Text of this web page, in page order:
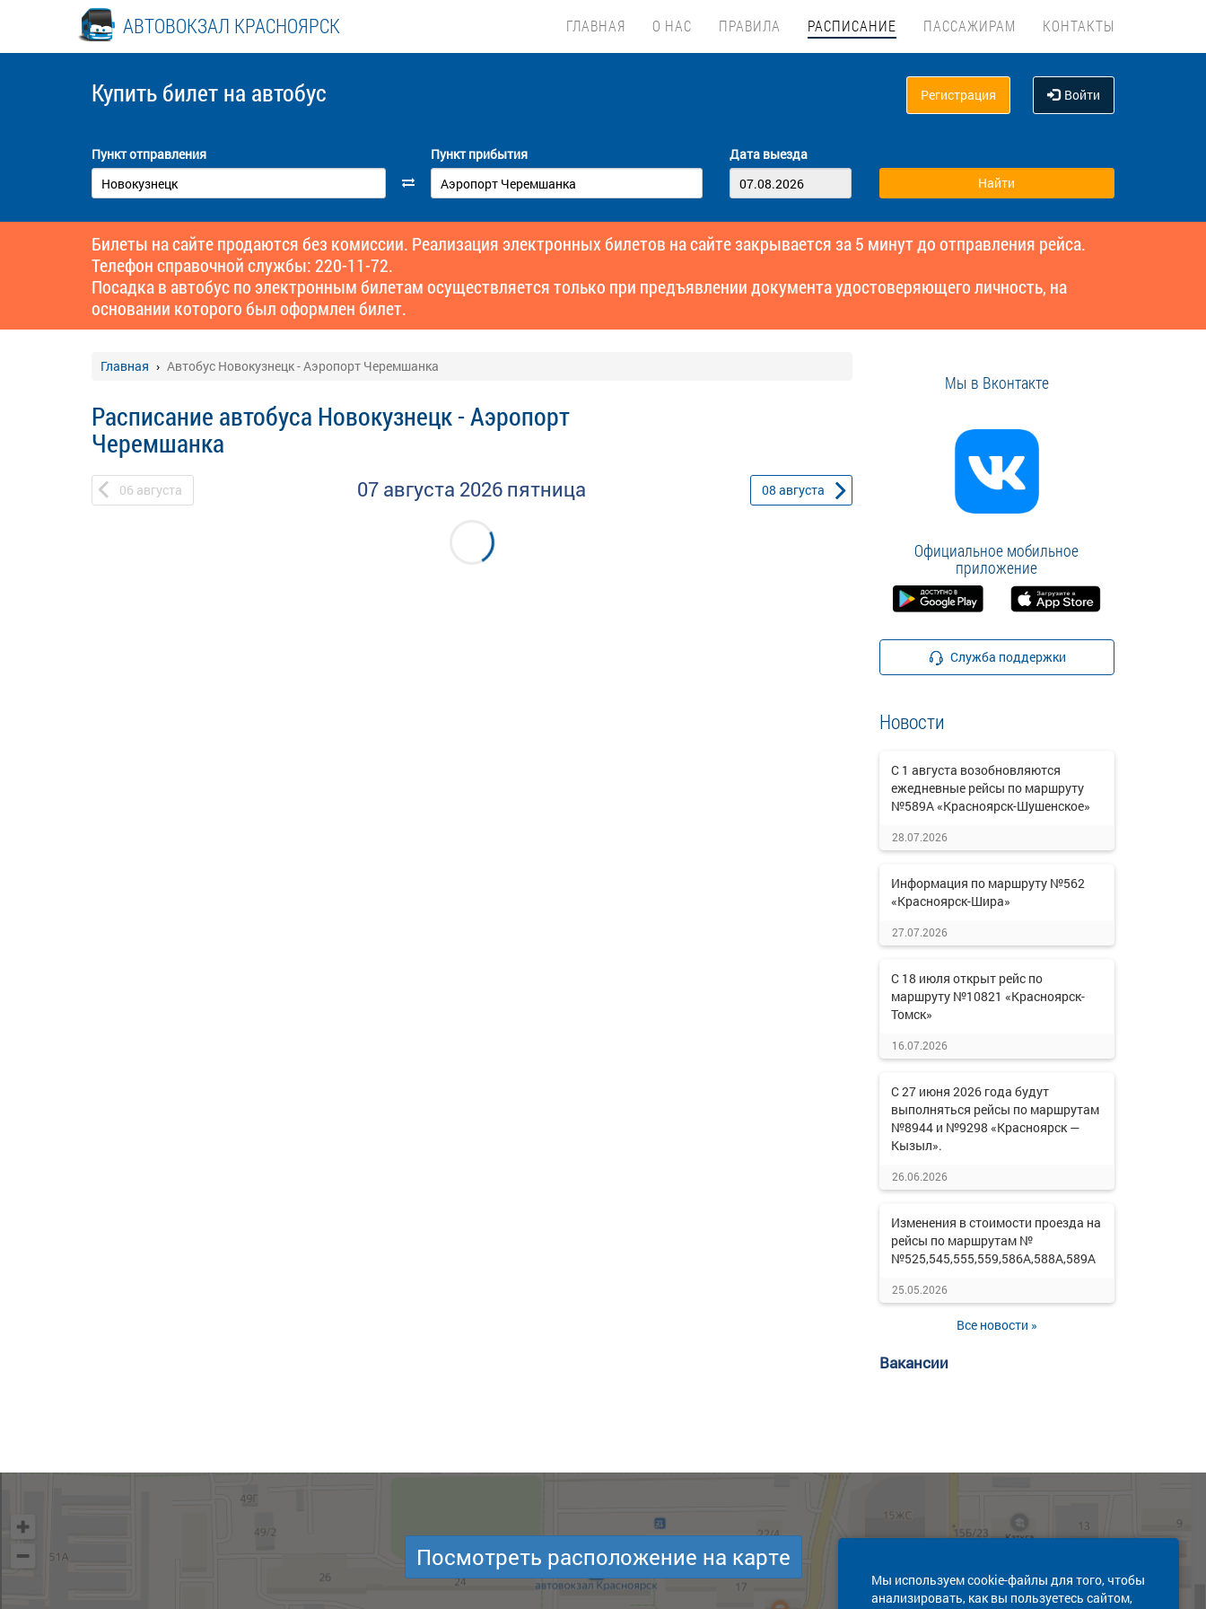
АВТОВОКЗАЛ КРАСНОЯРСК ГЛАВНАЯ О НАС ПРАВИЛА РАСПИСАНИЕ ПАССАЖИРАМ КОНТАКТЫ
Купить билет на автобус Регистрация Войти
Пункт отправления Пункт прибытия Дата выезда
Билеты на сайте продаются без комиссии. Реализация электронных билетов на сайте закрывается за 5 минут до отправления рейса.
Телефон справочной службы: 220-11-72.
Посадка в автобус по электронным билетам осуществляется только при предъявлении документа удостоверяющего личность, на
основании которого был оформлен билет.
Главная Автобус Новокузнецк - Аэропорт Черемшанка
Расписание автобуса Новокузнецк - Аэропорт
Черемшанка
06 августа 07 августа 2026 пятница 08 августа
Мы в Вконтакте
Официальное мобильное
приложение
Служба поддержки
Новости
С 1 августа возобновляются
ежедневные рейсы по маршруту
№589А «Красноярск-Шушенское»
28.07.2026
Информация по маршруту №562
«Красноярск-Шира»
27.07.2026
С 18 июля открыт рейс по
маршруту №10821 «Красноярск-
Томск»
16.07.2026
С 27 июня 2026 года будут
выполняться рейсы по маршрутам
№8944 и №9298 «Красноярск —
Кызыл».
26.06.2026
Изменения в стоимости проезда на
рейсы по маршрутам №
№525,545,555,559,586А,588А,589А
25.05.2026
Все новости »
Вакансии
Мы используем cookie-файлы для того, чтобы
анализировать, как вы пользуетесь сайтом,
Посмотреть расположение на карте